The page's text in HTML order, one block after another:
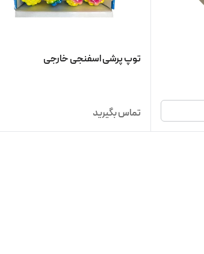
توپ پرشی اسفنجی خارجی
تماس بگیرید